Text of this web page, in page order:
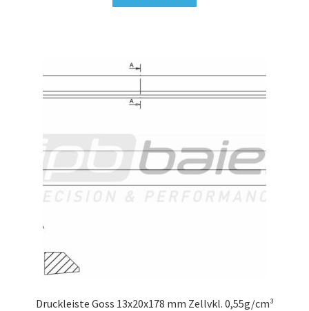
Druckleiste Goss 13x20x178 mm Zellvkl. 0,55g/cm³